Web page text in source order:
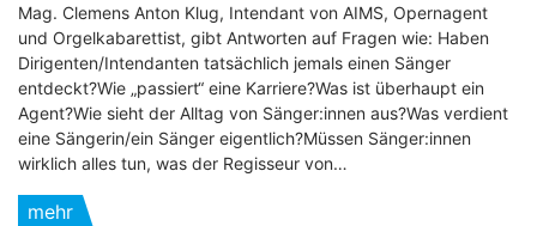
Mag. Clemens Anton Klug, Intendant von AIMS, Opernagent
und Orgelkabarettist, gibt Antworten auf Fragen wie: Haben
Dirigenten/Intendanten tatsächlich jemals einen Sänger
entdeckt?Wie „passiert“ eine Karriere?Was ist überhaupt ein
Agent?Wie sieht der Alltag von Sänger:innen aus?Was verdient
eine Sängerin/ein Sänger eigentlich?Müssen Sänger:innen
wirklich alles tun, was der Regisseur von…
mehr